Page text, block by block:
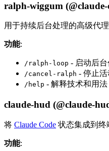
ralph-wiggum
用于持续后台处理的高级代理
功能:
/ralph-loop - 启动后
/cancel-ralph - 停止
/help - 解释技术和用法
claude-hud (@claude-
将 Claude Code 状态集成到终
功能: